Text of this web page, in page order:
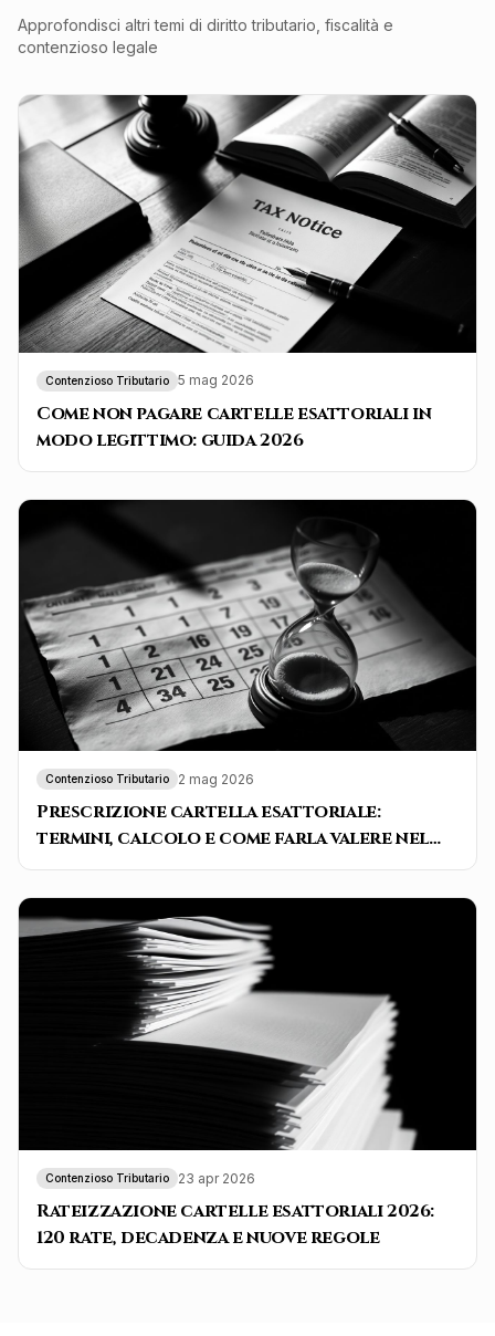
Approfondisci altri temi di diritto tributario, fiscalità e
contenzioso legale
Contenzioso Tributario 5 mag 2026
Come non pagare cartelle esattoriali in
modo legittimo: guida 2026
Contenzioso Tributario 2 mag 2026
Prescrizione cartella esattoriale:
termini, calcolo e come farla valere nel
2026
Contenzioso Tributario 23 apr 2026
Rateizzazione cartelle esattoriali 2026:
120 rate, decadenza e nuove regole